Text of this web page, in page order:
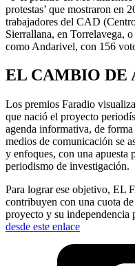
protestas’ que mostraron en
trabajadores del CAD
Sierrallana, en Torrelavega,
como Andarivel, con 156
EL CAMBIO DE
Los premios Faradio
que nació el proyecto
agenda informativa, de
medios de comunicación se
y enfoques, con una apuesta
periodismo de investigación.
Para lograr ese objetivo, EL
contribuyen con una cuota
proyecto y su independencia
desde este enlace